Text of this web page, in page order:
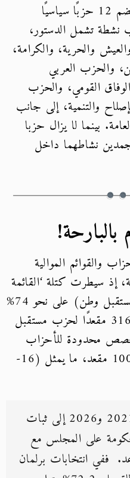
تضم 12 حزبًا سياسيًا
نشطة تشمل الدستور،
والحرية، والكرامة،
والحزب العربي
القومي، والحزب
والتنمية، إلى جانب
بينما لا يزال حزبا
نشاطهما داخل
بالبارحة!
والقوائم الموالية
إذ سيطرت كتلة ‘القائمة
وطن) على نحو 74
%
من 568 مقعدًا، بما في ذلك 316 مقعدًا لحزب مستقبل
حصص محدودة للأحزاب
الأخرى نحو25% والمستقلين 100 مقعد، ما يمثل (16-
تشير المقارنة بين برلماني 2021 و2026 إلى ثبات
على المجلس مع
ففي انتخابات برلمان